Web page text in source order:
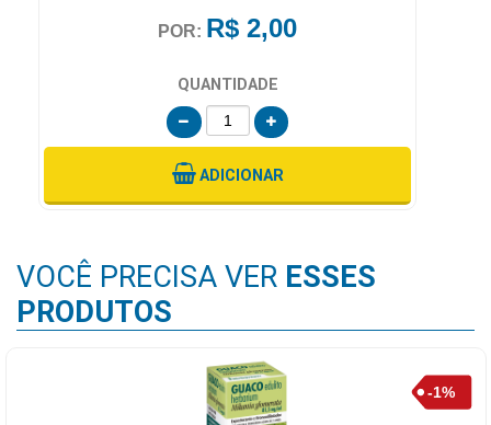
POR: R$ 2,00
QUANTIDADE
ADICIONAR
VOCÊ PRECISA VER ESSES
PRODUTOS